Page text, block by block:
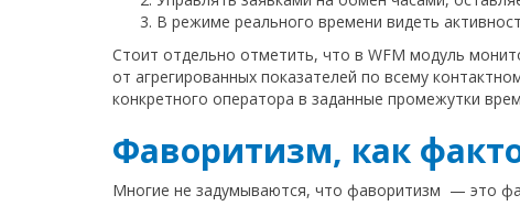
В режиме реального времени видеть
Стоит отдельно отметить, что в WFM модуль
от агрегированных показателей по всему
конкретного оператора в заданные промежутки
Фаворитизм, как
Многие не задумываются, что фаворитизм — это